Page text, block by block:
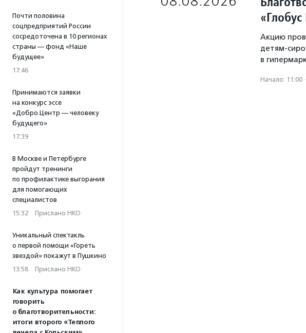
Почти половина
соцпредприятий России
сосредоточена в 10 регионах
страны — фонд «Наше
будущее»
17:46
Принимаются заявки
на конкурс эссе
«Добро.Центр — человеку
будущего»
17:39
В Москве и Петербурге
пройдут тренинги
по профилактике выгорания
для помогающих
специалистов
15:32 · Прислано НКО
Уникальный спектакль
о первой помощи «Гореть
звездой» покажут в Пушкино
13:58 · Прислано НКО
Как культура помогает
говорить
о благотворительности:
итоги второго «Теплого
Акцию
детям-
в
Начало: 11:00 ·